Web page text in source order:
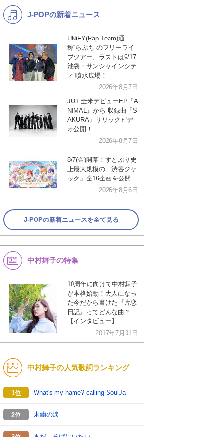
K-POP 演歌・歌謡
洋楽
VTuber ディズニー
J-POPの新着ニュース
UNiFY(Rap Team)通
称“らぷち”のフリーライ
ブツアー、ラストは9/17
池袋・サンシャインシテ
ィ 噴水広場！
2026年8月7日
JO1 全米デビューEP『A
NIMAL』から 収録曲「S
AKURA」リリックビデ
オ公開！
2026年8月7日
8/7(金)開幕！すとぷり史
上最大規模の「渋谷ジャ
ック」全16企画を公開
2026年8月6日
J-POPの新着ニュースを全て見る
中村舞子の特集
10周年に向けて中村舞子
が本格始動！大人になっ
た今だから書けた『片恋
日記』ってどんな曲？
【インタビュー】
2017年7月31日
中村舞子の人気歌詞ランキング
1位 What's my name? calling SoulJa
2位 木蘭の涙